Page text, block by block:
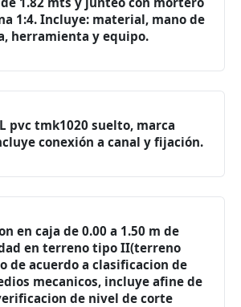
1:4. Incluye: material, mano de
herramienta y equipo.
pvc tmk1020 suelto, marca
conexión a canal y fijación.
en caja de 0.00 a 1.50 m de
en terreno tipo II(terreno
de acuerdo a clasificacion de
mecanicos, incluye afine de
de nivel de corte